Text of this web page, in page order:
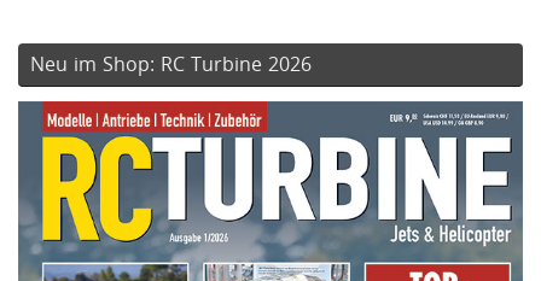
Neu im Shop: RC Turbine 2026